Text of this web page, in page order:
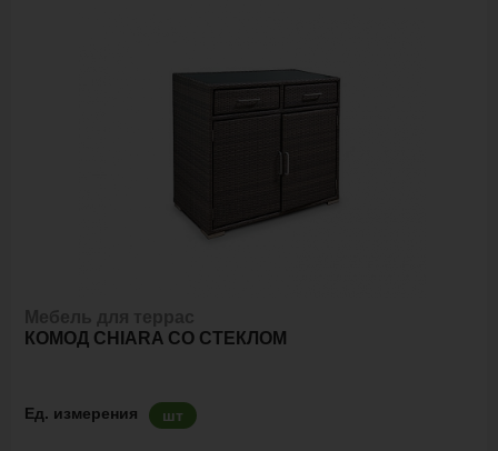
КОМОД CHIARA СО СТЕКЛОМ
Ед. измерения шт